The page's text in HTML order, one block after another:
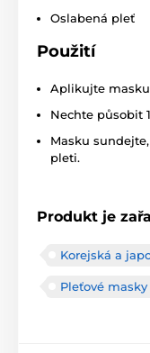
Oslabená pleť
Použití
Aplikujte
Nechte působit
Masku
pleti.
Produkt je
Korejská a
Pleťové masky